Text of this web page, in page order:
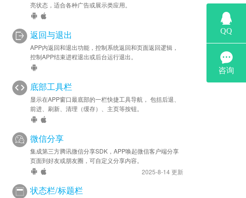
亮状态，适合各种广告或展示类应用。
返回与退出
APP内返回和退出功能，控制系统返回和页面返回逻辑，
控制APP结束进程退出或后台运行退出。
底部工具栏
显示在APP窗口最底部的一栏快捷工具导航， 包括后退、
前进、刷新、清理（缓存）、主页等按钮。
微信分享
集成第三方腾讯微信分享SDK，APP唤起微信客户端分享
页面到好友或朋友圈，可自定义分享内容。
2025-8-14 更新
状态栏/标题栏